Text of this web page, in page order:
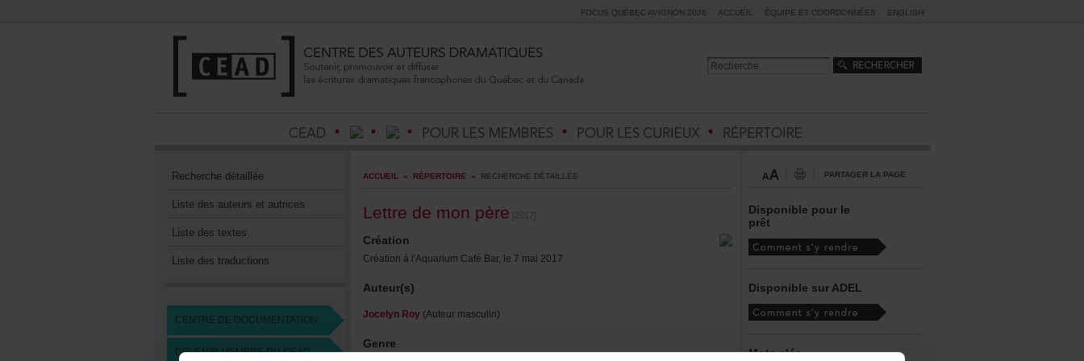
FOCUSQUÉBECAVIGNON2026 ACCUEIL ÉQUIPEETCOORDONNÉES ENGLISH
Recherchedétaillée
Listedesauteursetautrices
Listedestextes
Listedestraductions
CENTREDEDOCUMENTATION
DEVENIRMEMBREDUCEAD
ACCUEIL » RÉPERTOIRE » RECHERCHEDÉTAILLÉE
Lettredemonpère [2017]
Création
Créationàl'AquariumCaféBar,le7mai2017
Auteur(s)
JocelynRoy(Auteurmasculin)
Genre
PARTAGERLAPAGE
Disponiblepourle
prêt
DisponiblesurADEL
Motsclés